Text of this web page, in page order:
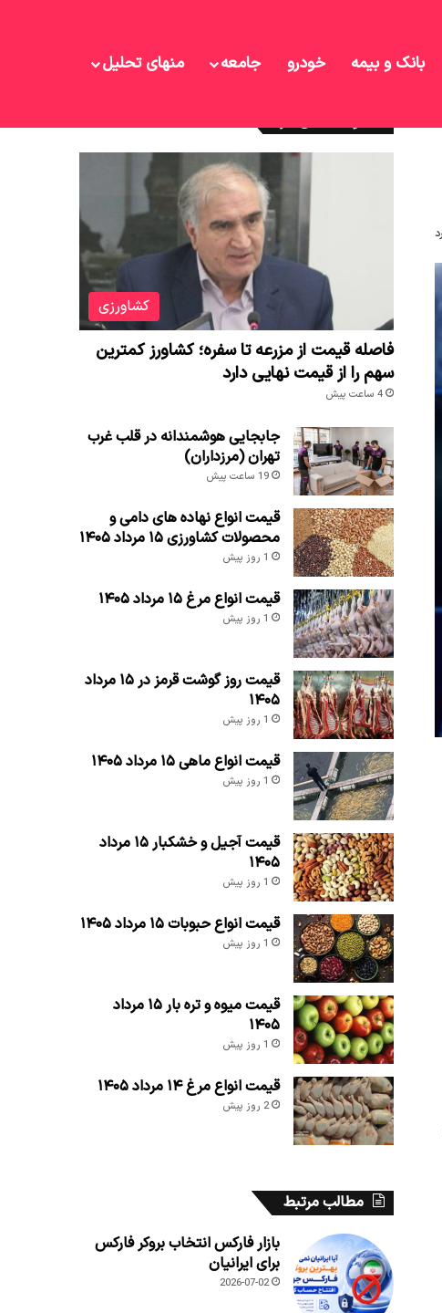
بانک و بیمه خودرو جامعه منهای تحلیل
کشاورزی
فاصله قیمت از مزرعه تا سفره؛ کشاورز کمترین
سهم را از قیمت نهایی دارد
4 ساعت پیش
جابجایی هوشمندانه در قلب غرب
تهران (مرزداران)
19 ساعت پیش
قیمت انواع نهاده های دامی و
محصولات کشاورزی ۱۵ مرداد ۱۴۰۵
1 روز پیش
قیمت انواع مرغ ۱۵ مرداد ۱۴۰۵
1 روز پیش
قیمت روز گوشت قرمز در ۱۵ مرداد
۱۴۰۵
1 روز پیش
قیمت انواع ماهی ۱۵ مرداد ۱۴۰۵
1 روز پیش
قیمت آجیل و خشکبار ۱۵ مرداد
۱۴۰۵
1 روز پیش
قیمت انواع حبوبات ۱۵ مرداد ۱۴۰۵
1 روز پیش
قیمت میوه و تره بار ۱۵ مرداد
۱۴۰۵
1 روز پیش
قیمت انواع مرغ ۱۴ مرداد ۱۴۰۵
2 روز پیش
مطالب مرتبط
بازار فارکس انتخاب بروکر فارکس
برای ایرانیان
2026-07-02